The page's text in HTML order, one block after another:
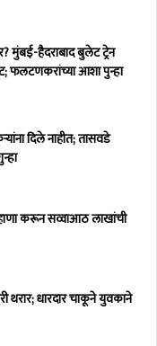
मुंबई-हैदराबाद बुलेट ट्रेन
फलटणकरांच्या आशा पुन्हा
दिले नाहीत; तासवडे
करून सव्वाआठ लाखांची
थरार; धारदार चाकूने युवकाने